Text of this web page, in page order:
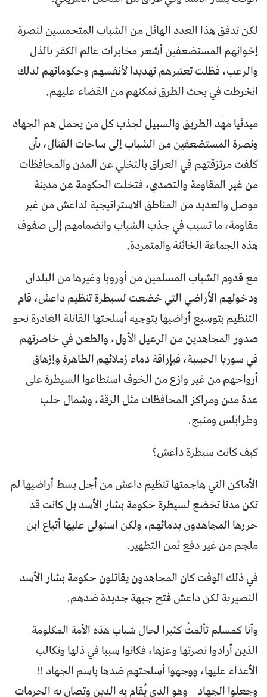
لكن تدفق هذا العدد الهائل من الشباب المتحمسين لنصرة
إخوانهم المستضعفين أشعر مخابرات عالم الكفر بالذل
والرعب، فظلت تعتبرهم تهديدا لأنفسهم وحكوماتهم لذلك
انخرطت في بحث الطرق تمكنهم من القضاء عليهم.
مبدئيا مهّد الطريق والسبيل لجذب كل من يحمل هم الجهاد
ونصرة المستضعفين من الشباب إلى ساحات القتال، بأن
كلفت مرتزقتهم في العراق بالتخلي عن المدن والمحافظات
من غير المقاومة والتصدي، فتخلت الحكومة عن مدينة
موصل والعديد من المناطق الاستراتيجية لداعش من غير
مقاومة، ما تسبب في جذب الشباب وانضمامهم إلى صفوف
هذه الجماعة الخائنة والمتمردة.
مع قدوم الشباب المسلمين من أوروبا وغيرها من البلدان
ودخولهم الأراضي التي خضعت لسيطرة تنظيم داعش، قام
التنظيم بتوسيع أراضيها بتوجيه أسلحتها القاتلة الغادرة نحو
صدور المجاهدين من الرعيل الأول، والطعن في خاصرتهم
في سوريا الحبيبة، فبإراقة دماء زملائهم الطاهرة وإزهاق
أرواحهم من غير وازع من الخوف استطاعوا السيطرة على
عدة مدن ومراكز المحافظات مثل الرقة، وشمال حلب
وطرابلس ومنبج.
كيف كانت سيطرة داعش؟
الأماكن التي هاجمتها تنظيم داعش من أجل بسط أراضيها لم
تكن مدنا تخضع لسيطرة حكومة بشار الأسد بل كانت قد
حررها المجاهدون بدمائهم، ولكن استولى عليها أتباع ابن
ملجم من غير دفع ثمن التطهير.
في ذلك الوقت كان المجاهدون يقاتلون حكومة بشار الأسد
النصيرية لكن داعش فتح جبهة جديدة ضدهم.
وأنا كمسلم تألمتُ كثيرا لحال شباب هذه الأمة المكلومة
الذين أرادوا نصرتها وعزها، فكانوا سببا في ذلها وتكالب
الأعداء عليها، ووجهوا أسلحتهم ضدها باسم الجهاد !!
وجعلوا الجهاد – وهو الذي يُقام به الدين وتصان به الحرمات